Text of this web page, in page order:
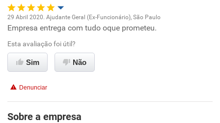
Oportunidade de promoção
Ambiente de trabalho
Benefícios
29 Abril 2020. Ajudante Geral (Ex-Funcionário), São Paulo
Empresa entrega com tudo oque prometeu.
Esta avaliação foi útil?
Sim Não
Denunciar
Sobre a empresa